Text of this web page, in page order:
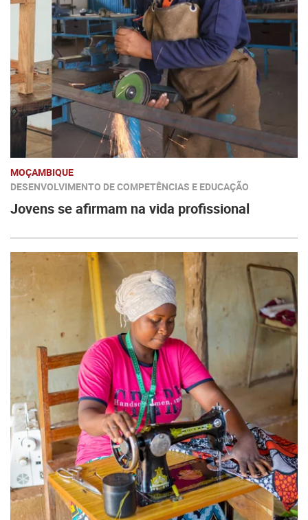
MOÇAMBIQUE
DESENVOLVIMENTO DE COMPETÊNCIAS E EDUCAÇÃO
Jovens se afirmam na vida profissional